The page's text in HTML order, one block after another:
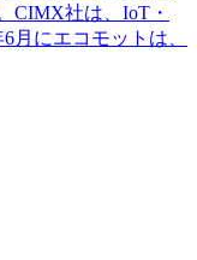
CIMX社は、IoT・
月にエコモットは、